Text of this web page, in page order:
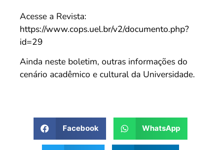
Acesse a Revista:
https://www.cops.uel.br/v2/documento.php?
id=29
Ainda neste boletim, outras informações do
cenário acadêmico e cultural da Universidade.
Facebook WhatsApp